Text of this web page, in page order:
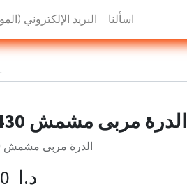
البريد الإلكتروني اسألنا
الدرة مربى مشمش 430 غم
الدرة مربى مشمش 430 غم
د.ا